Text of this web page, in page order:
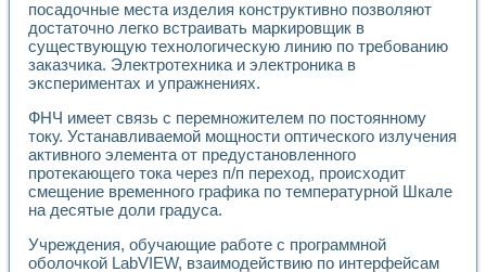
Разработка виртуальных тренажеров путем
Система блокировок, сигнализации и защиты ускорителя
Система сбора данных и управления процессом
Управление температурой газовой среды специальной
Разработка программного обеспечения с
Оборудование для промышленной термотрансферной
Автоматизация реометрических исследований на базе
Применение измерителя иммитанса для исследова¬ния
Исследование электромагнитных переходных процессов
Стенд для исследования электрических переходных
Измерительный контроль с применением
посадочные места изделия конструктивно позволяют
достаточно легко встраивать маркировщик в
существующую технологическую линию по требованию
заказчика. Электротехника и электроника в
экспериментах и упражнениях.
ФНЧ имеет связь с перемножителем по постоянному
току. Устанавливаемой мощности оптического излучения
активного элемента от предустановленного
протекающего тока через п/п переход, происходит
смещение временного графика по температурной Шкале
на десятые доли градуса.
Учреждения, обучающие работе с программной
оболочкой LabVIEW, взаимодействию по интерфейсам